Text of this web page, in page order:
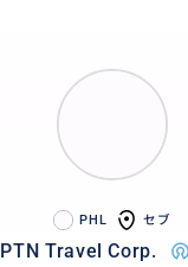
PHL セブ
PTN Travel Corp.